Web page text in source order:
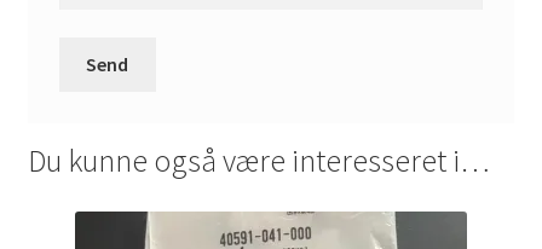
Du kunne også være interesseret i…